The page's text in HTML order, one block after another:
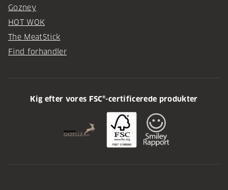
Gozney
HOT WOK
The MeatStick
Find forhandler
Kig efter vores FSC®-certificerede produkter